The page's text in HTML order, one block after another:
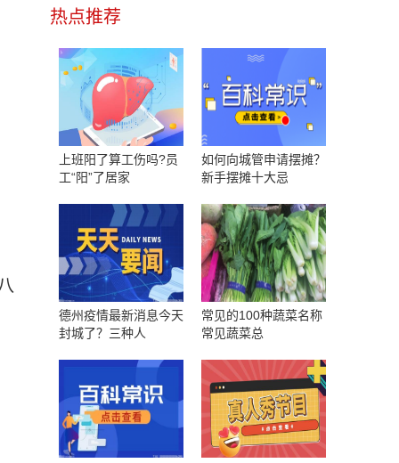
热点推荐
上班阳了算工伤吗?员
工“阳”了居家
如何向城管申请摆摊？
新手摆摊十大忌
德州疫情最新消息今天
封城了？三种人
常见的100种蔬菜名称
常见蔬菜总